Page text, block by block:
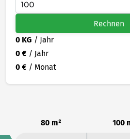
Rechnen
0 KG / Jahr
0 € / Jahr
0 € / Monat
80 m² 100